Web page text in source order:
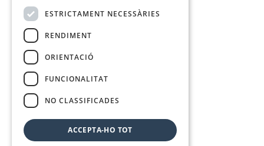
ESTRICTAMENT NECESSÀRIES
RENDIMENT
ORIENTACIÓ
FUNCIONALITAT
NO CLASSIFICADES
ACCEPTA-HO TOT